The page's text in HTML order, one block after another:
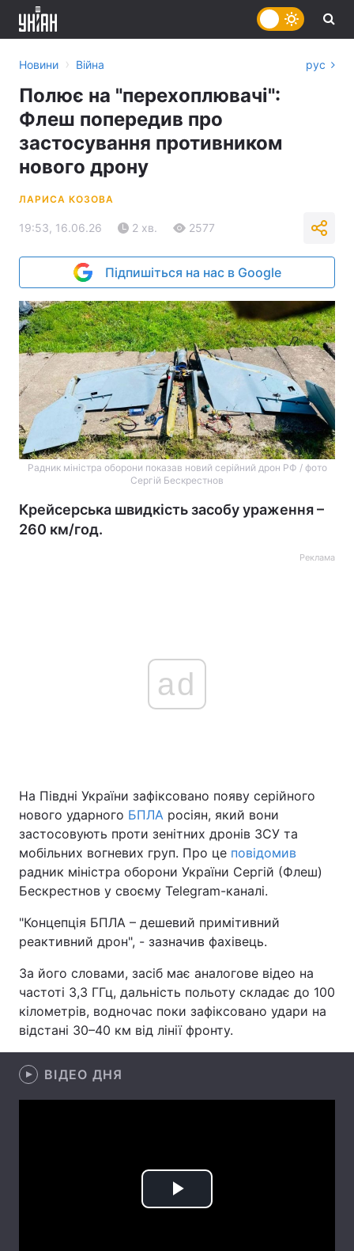
Україна Політика
Економіка Світ
Спорт Наука
Техно і зв'язок Лайт
Зброя Інциденти
Здоров'я
Цікавинки Погода
Екологія Регіони
Думки
Вакансії
Новини › Війна рус
Полює на "перехоплювачі":
Флеш попередив про
застосування противником
нового дрону
ЛАРИСА КОЗОВА
19:53, 16.06.26 2 хв. 2577
Підпишіться на нас в Google
Радник міністра оборони показав новий серійний дрон РФ / фото
Сергій Бескрестнов
Крейсерська швидкість засобу ураження –
260 км/год.
Реклама
ad
На Півдні України зафіксовано появу серійного
нового ударного БПЛА росіян, який вони
застосовують проти зенітних дронів ЗСУ та
мобільних вогневих груп. Про це повідомив
радник міністра оборони України Сергій (Флеш)
Бескрестнов у своєму Telegram-каналі.
"Концепція БПЛА – дешевий примітивний
реактивний дрон", - зазначив фахівець.
За його словами, засіб має аналогове відео на
частоті 3,3 ГГц, дальність польоту складає до 100
кілометрів, водночас поки зафіксовано удари на
відстані 30–40 км від лінії фронту.
ВІДЕО ДНЯ
Play